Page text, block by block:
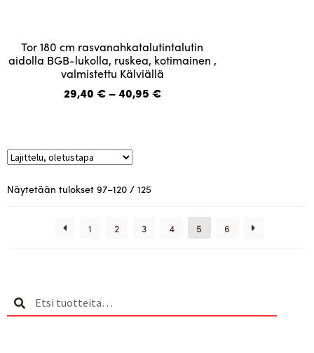
Tällä
tuotteella
on
useampi
valinnat
sivulla.
Tor 180 cm rasvanahkatalutintalutin
aidolla BGB-lukolla, ruskea, kotimainen ,
valmistettu Kälviällä
29,40 € –40,95 €Hintaluokka:
Näytetään tulokset 97–120 / 125
1 2 3 4 5 6
Etsi:
Haku